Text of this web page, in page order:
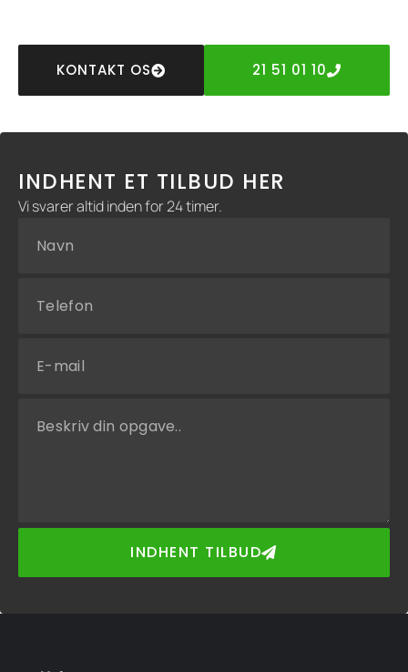
KONTAKT OS 21 51 01 10
INDHENT ET TILBUD HER
Vi svarer altid inden for 24 timer.
INDHENT TILBUD